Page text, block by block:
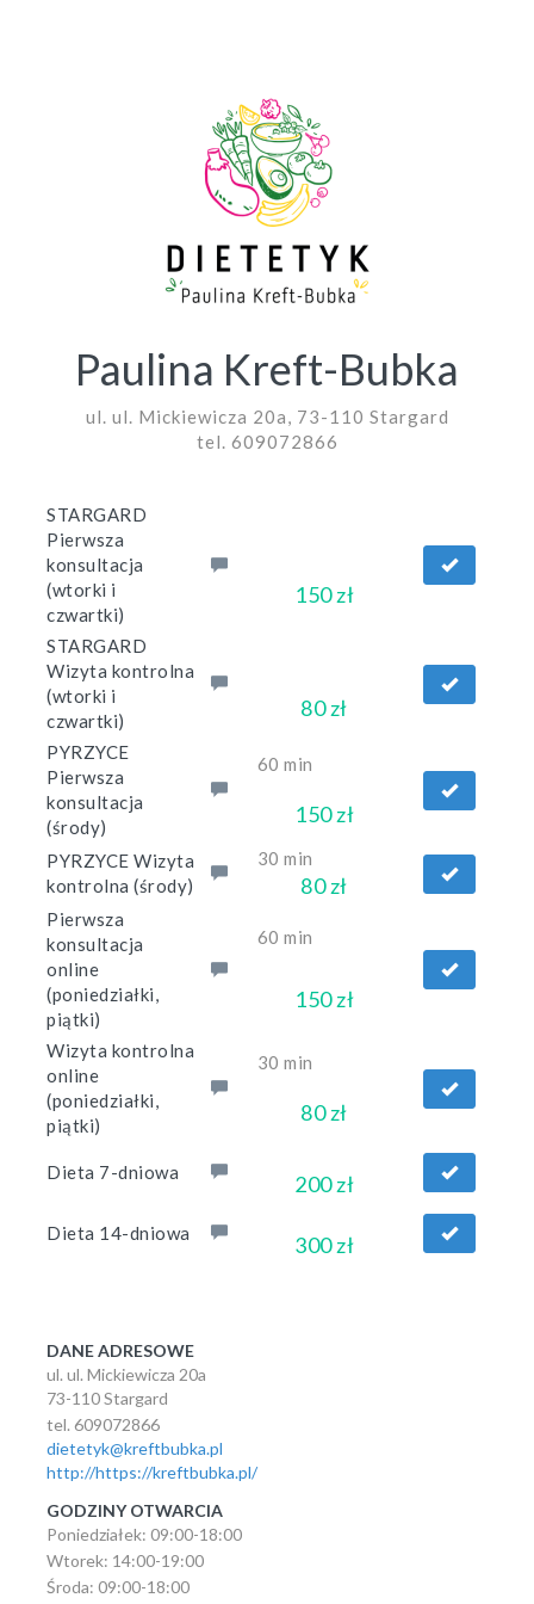
Paulina Kreft-Bubka
ul. ul. Mickiewicza 20a, 73-110 Stargard
tel. 609072866
STARGARD
Pierwsza
konsultacja
(wtorki i
czwartki)
150 zł
STARGARD
Wizyta kontrolna
(wtorki i
czwartki)
80 zł
PYRZYCE
Pierwsza
konsultacja
(środy)
60 min
150 zł
PYRZYCE Wizyta
kontrolna (środy)
30 min
80 zł
Pierwsza
konsultacja
online
(poniedziałki,
piątki)
60 min
150 zł
Wizyta kontrolna
online
(poniedziałki,
piątki)
30 min
80 zł
Dieta 7-dniowa 200 zł
Dieta 14-dniowa 300 zł
DANE ADRESOWE
ul. ul. Mickiewicza 20a
73-110 Stargard
tel. 609072866
dietetyk@kreftbubka.pl
http://https://kreftbubka.pl/
GODZINY OTWARCIA
Poniedziałek: 09:00-18:00
Wtorek: 14:00-19:00
Środa: 09:00-18:00